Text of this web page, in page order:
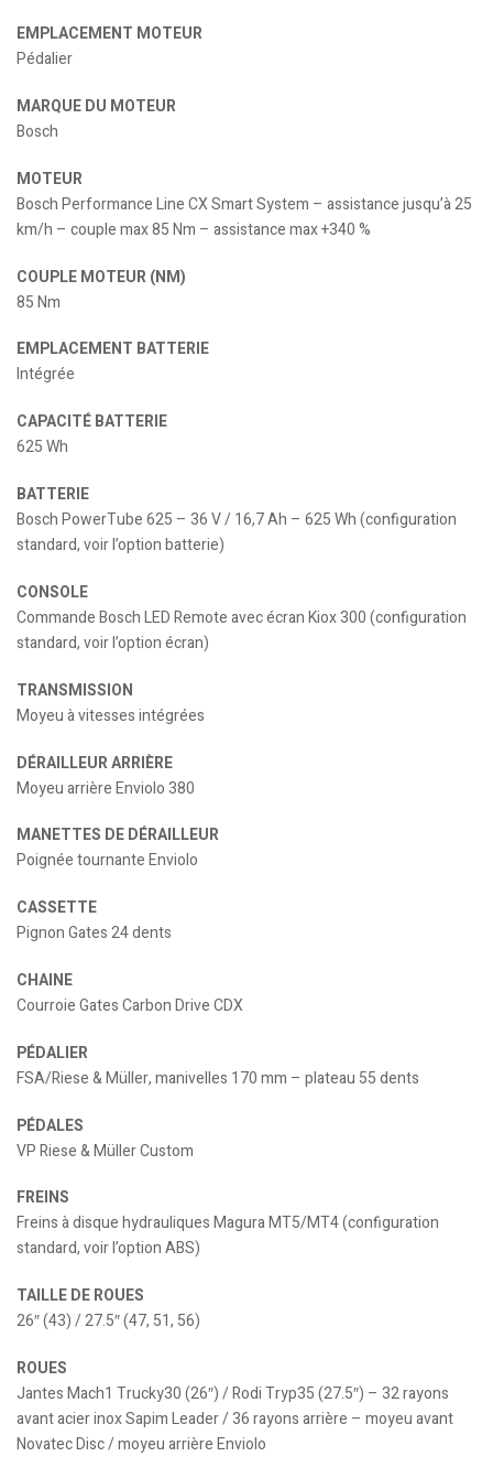
EMPLACEMENT MOTEUR
Pédalier
MARQUE DU MOTEUR
Bosch
MOTEUR
Bosch Performance Line CX Smart System – assistance jusqu’à 25
km/h – couple max 85 Nm – assistance max +340 %
COUPLE MOTEUR (NM)
85 Nm
EMPLACEMENT BATTERIE
Intégrée
CAPACITÉ BATTERIE
625 Wh
BATTERIE
Bosch PowerTube 625 – 36 V / 16,7 Ah – 625 Wh (configuration
standard, voir l’option batterie)
CONSOLE
Commande Bosch LED Remote avec écran Kiox 300 (configuration
standard, voir l’option écran)
TRANSMISSION
Moyeu à vitesses intégrées
DÉRAILLEUR ARRIÈRE
Moyeu arrière Enviolo 380
MANETTES DE DÉRAILLEUR
Poignée tournante Enviolo
CASSETTE
Pignon Gates 24 dents
CHAINE
Courroie Gates Carbon Drive CDX
PÉDALIER
FSA/Riese & Müller, manivelles 170 mm – plateau 55 dents
PÉDALES
VP Riese & Müller Custom
FREINS
Freins à disque hydrauliques Magura MT5/MT4 (configuration
standard, voir l’option ABS)
TAILLE DE ROUES
26″ (43) / 27.5″ (47, 51, 56)
ROUES
Jantes Mach1 Trucky30 (26″) / Rodi Tryp35 (27.5″) – 32 rayons
avant acier inox Sapim Leader / 36 rayons arrière – moyeu avant
Novatec Disc / moyeu arrière Enviolo